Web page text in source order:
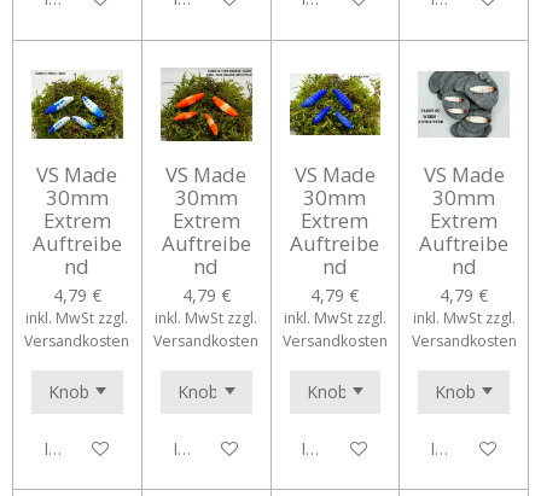
VS Made
30mm
Extrem
Auftreibe
nd
4,79 €
inkl. MwSt zzgl.
Versandkosten
In den Warenkorb
VS Made
30mm
Extrem
Auftreibe
nd
4,79 €
inkl. MwSt zzgl.
Versandkosten
In den Warenkorb
VS Made
30mm
Extrem
Auftreibe
nd
4,79 €
inkl. MwSt zzgl.
Versandkosten
In den Warenkorb
VS Made
30mm
Extrem
Auftreibe
nd
4,79 €
inkl. MwSt zzgl.
Versandkosten
In den